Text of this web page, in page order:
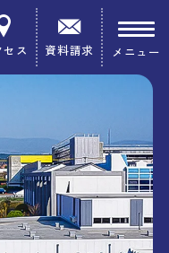
セス 資料請求